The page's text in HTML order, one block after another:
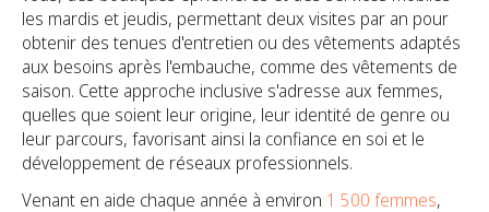
les mardis et jeudis, permettant deux visites par an pour
obtenir des tenues d'entretien ou des vêtements adaptés
aux besoins après l'embauche, comme des vêtements de
saison. Cette approche inclusive s'adresse aux femmes,
quelles que soient leur origine, leur identité de genre ou
leur parcours, favorisant ainsi la confiance en soi et le
développement de réseaux professionnels.
Venant en aide chaque année à environ 1 500 femmes,